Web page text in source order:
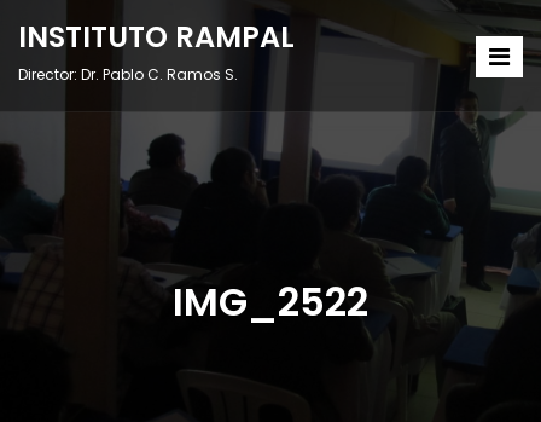
INSTITUTO RAMPAL
Director: Dr. Pablo C. Ramos S.
IMG_2522